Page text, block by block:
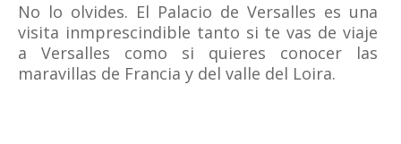
No lo olvides. El Palacio de Versalles es una
visita inmprescindible tanto si te vas de viaje
a Versalles como si quieres conocer las
maravillas de Francia y del valle del Loira.